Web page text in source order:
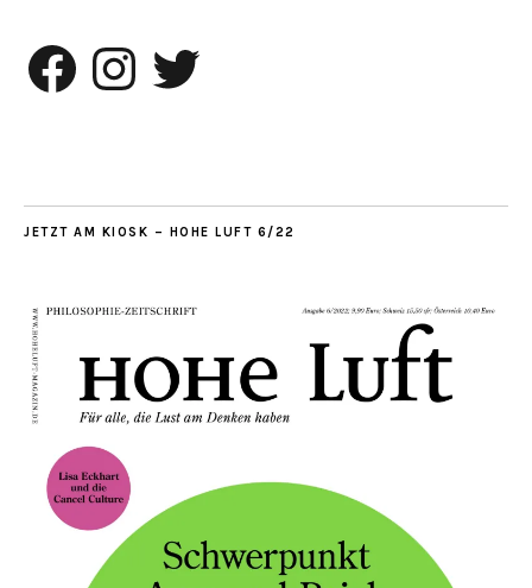
Facebook InstagramTwitter
JETZT AM KIOSK – HOHE LUFT 6/22